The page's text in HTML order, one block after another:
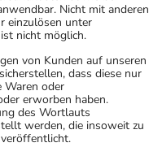
Nicht mit anderen
einzulösen unter
nicht möglich.
von Kunden auf unseren
dass diese nur
Waren oder
erworben haben.
des Wortlauts
werden, die insoweit zu